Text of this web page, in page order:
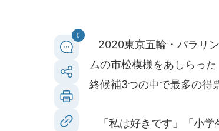
0
2020東京五輪・パラリ
ムの市松模様をあしらっ
終候補3つの中で最多の得
「私は好きです」「小学